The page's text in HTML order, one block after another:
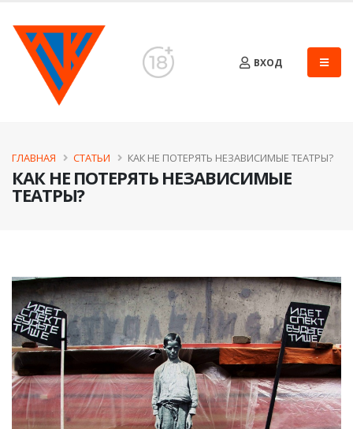
ВХОД
КАК НЕ ПОТЕРЯТЬ НЕЗАВИСИМЫЕ
ТЕАТРЫ?
ГЛАВНАЯ СТАТЬИ КАК НЕ ПОТЕРЯТЬ НЕЗАВИСИМЫЕ ТЕАТРЫ?